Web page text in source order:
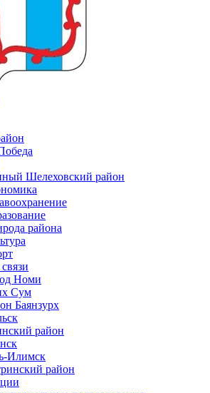
Шелеховский район
района
Номи
Сум
Баянзурх
район
Илимск
район